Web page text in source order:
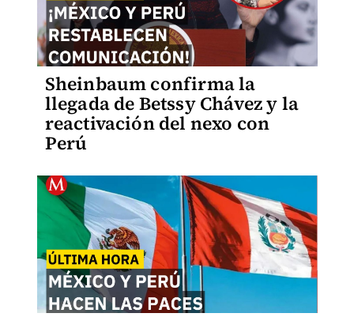
Sheinbaum confirma la
llegada de Betssy Chávez y la
reactivación del nexo con
Perú